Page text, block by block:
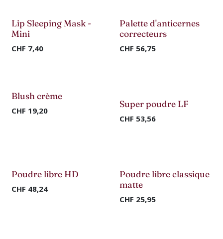
Nouveau !
Lip Sleeping Mask -
Mini
CHF 7,40
Nouveau !
Palette d'anticernes
correcteurs
CHF 56,75
Nouveau !
Blush crème
CHF 19,20 Nouveau !
Super poudre LF
CHF 53,56
Nouveau !
Poudre libre HD
CHF 48,24
Nouveau !
Poudre libre classique
matte
CHF 25,95